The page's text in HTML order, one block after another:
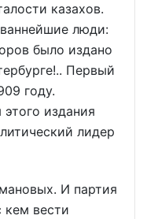
казахов.
люди:
было издано
Первый
году.
издания
лидер
И партия
кем вести